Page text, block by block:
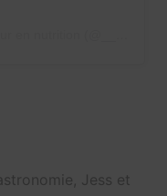
Jess et